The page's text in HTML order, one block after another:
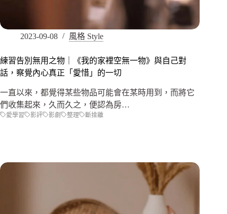
2023-09-08 風格 Style
練習告別無用之物｜《我的家裡空無一物》與自己對
話，察覺內心真正「愛惜」的一切
一直以來，都覺得某些物品可能會在某時用到，而將它
們收集起來，久而久之，便認為房…
愛學習 影評 影劇 整理 斷捨離